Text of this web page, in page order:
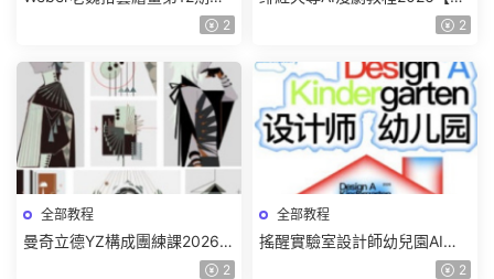
色特訓班【畫質不錯隻有視
2 2
全部教程
曼奇立德YZ構成團練課2026年
8月已結課【畫質高清有課件】
2
全部教程
搖醒實驗室設計師幼兒園AI軟
件基礎課2025【畫質不錯有素
2